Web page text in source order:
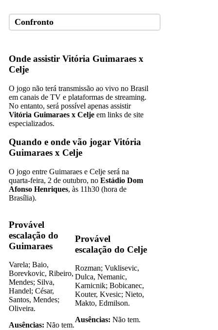
Confronto
Onde assistir Vitória Guimaraes x
Celje
O jogo não terá transmissão ao vivo no Brasil
em canais de TV e plataformas de streaming.
No entanto, será possível apenas assistir
Vitória Guimaraes x Celje em links de site
especializados.
Quando e onde vão jogar Vitória
Guimaraes x Celje
O jogo entre Guimaraes e Celje será na
quarta-feira, 2 de outubro, no Estádio Dom
Afonso Henriques, às 11h30 (hora de
Brasília).
Provável
escalação do
Guimaraes
Varela; Baio,
Borevkovic, Ribeiro,
Mendes; Silva,
Handel; César,
Santos, Mendes;
Oliveira.
Ausências: Não tem.
Provável
escalação do Celje
Rozman; Vuklisevic,
Dulca, Nemanic,
Karnicnik; Bobicanec,
Kouter, Kvesic; Nieto,
Makto, Edmilson.
Ausências: Não tem.